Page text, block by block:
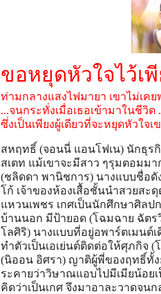
ขอหยุดหัวใจไว้เพี
ท่ามกลางแสงไฟมายา เขาไม่เค
...จนกระทั่งเมื่อเธอเข้ามาในชีวิต
ซึ่งเป็นเพียงผู้เดียวที่จะหยุดหัวใจเ
สหฤทธิ์ (จอนนี่ แอนโฟเน) นักธุร
สเตท แม้เขาจะมีสาว ๆรุมตอมม
(ชลิดดา พานิชการ) นางแบบชื่อ
โก้ เจ้าของห้องเสื้อชั้นนำสวยสะ
แหวนเพชร เกศเป็นนักศึกษาศิลป
บ้านนอก มีป้ายอด (โฉมฉาย ฉัตร
โลศิริ) นางแบบที่อยู่อพาร์ตเมนต์เ
ทำตัวเป็นเอเย่นต์ติดต่อให้ศุภกิจ
(นิออน อิศรา) ญาติผู้พี่ของฤทธิ์ทั้
ระคายว่าวิษาณแอบไปมีเมียน้อ
คิดว่าเป็นเกศ จึงมาอาละวาดจ